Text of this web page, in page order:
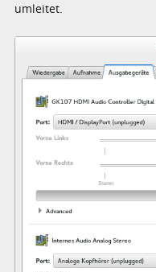
umleitet.